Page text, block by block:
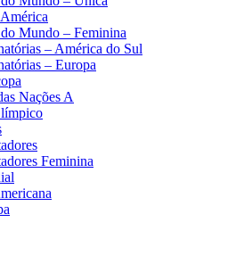
Mundo – Feminina
– América do Sul
– Europa
Nações A
Feminina